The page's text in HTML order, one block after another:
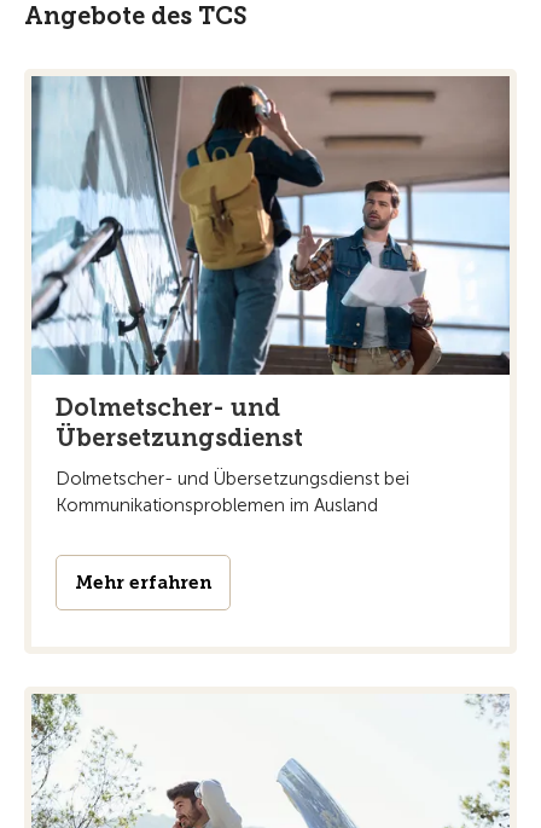
Angebote des TCS
Dolmetscher- und
Übersetzungsdienst
Dolmetscher- und Übersetzungsdienst bei
Kommunikationsproblemen im Ausland
Mehr erfahren